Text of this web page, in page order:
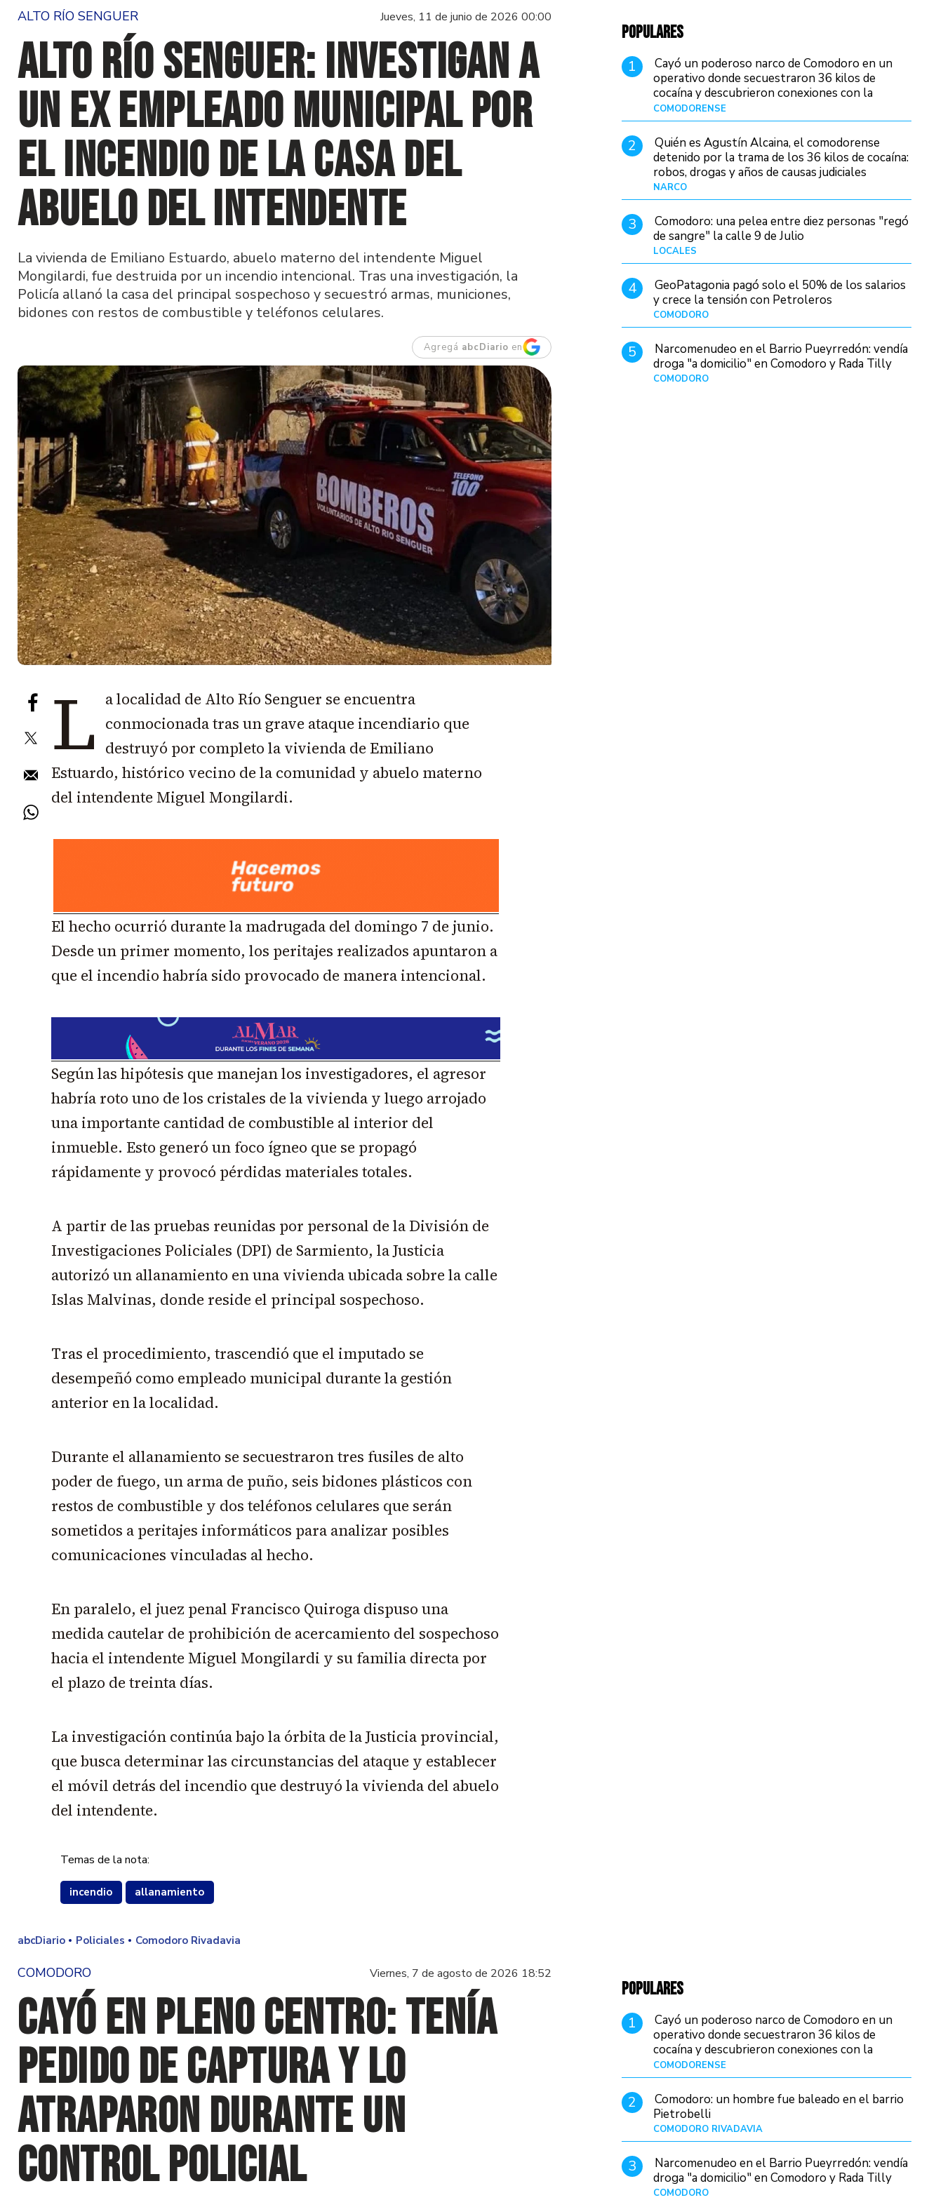
ALTO RÍO SENGUER Jueves, 11 de junio de 2026 00:00
Alto Río Senguer: investigan a
un ex empleado municipal por
el incendio de la casa del
abuelo del intendente
La vivienda de Emiliano Estuardo, abuelo materno del intendente Miguel
Mongilardi, fue destruida por un incendio intencional. Tras una investigación, la
Policía allanó la casa del principal sospechoso y secuestró armas, municiones,
bidones con restos de combustible y teléfonos celulares.
Agregá abcDiario en
L a localidad de Alto Río Senguer se encuentra
conmocionada tras un grave ataque incendiario que
destruyó por completo la vivienda de Emiliano
Estuardo, histórico vecino de la comunidad y abuelo materno
del intendente Miguel Mongilardi.
El hecho ocurrió durante la madrugada del domingo 7 de junio.
Desde un primer momento, los peritajes realizados apuntaron a
que el incendio habría sido provocado de manera intencional.
Según las hipótesis que manejan los investigadores, el agresor
habría roto uno de los cristales de la vivienda y luego arrojado
una importante cantidad de combustible al interior del
inmueble. Esto generó un foco ígneo que se propagó
rápidamente y provocó pérdidas materiales totales.
A partir de las pruebas reunidas por personal de la División de
Investigaciones Policiales (DPI) de Sarmiento, la Justicia
autorizó un allanamiento en una vivienda ubicada sobre la calle
Islas Malvinas, donde reside el principal sospechoso.
Tras el procedimiento, trascendió que el imputado se
desempeñó como empleado municipal durante la gestión
anterior en la localidad.
Durante el allanamiento se secuestraron tres fusiles de alto
poder de fuego, un arma de puño, seis bidones plásticos con
restos de combustible y dos teléfonos celulares que serán
sometidos a peritajes informáticos para analizar posibles
comunicaciones vinculadas al hecho.
En paralelo, el juez penal Francisco Quiroga dispuso una
medida cautelar de prohibición de acercamiento del sospechoso
hacia el intendente Miguel Mongilardi y su familia directa por
el plazo de treinta días.
La investigación continúa bajo la órbita de la Justicia provincial,
que busca determinar las circunstancias del ataque y establecer
el móvil detrás del incendio que destruyó la vivienda del abuelo
del intendente.
Temas de la nota:
incendio allanamiento
POPULARES
1
Cayó un poderoso narco de Comodoro en un
operativo donde secuestraron 36 kilos de
cocaína y descubrieron conexiones con la
Patagonia
COMODORENSE
2
Quién es Agustín Alcaina, el comodorense
detenido por la trama de los 36 kilos de cocaína:
robos, drogas y años de causas judiciales
NARCO
3
Comodoro: una pelea entre diez personas "regó
de sangre" la calle 9 de Julio
LOCALES
4
GeoPatagonia pagó solo el 50% de los salarios
y crece la tensión con Petroleros
COMODORO
5
Narcomenudeo en el Barrio Pueyrredón: vendía
droga "a domicilio" en Comodoro y Rada Tilly
COMODORO
abcDiario Policiales Comodoro Rivadavia
COMODORO Viernes, 7 de agosto de 2026 18:52
Cayó en pleno centro: tenía
pedido de captura y lo
atraparon durante un
control policial
POPULARES
1
Cayó un poderoso narco de Comodoro en un
operativo donde secuestraron 36 kilos de
cocaína y descubrieron conexiones con la
Patagonia
COMODORENSE
2
Comodoro: un hombre fue baleado en el barrio
Pietrobelli
COMODORO RIVADAVIA
3
Narcomenudeo en el Barrio Pueyrredón: vendía
droga "a domicilio" en Comodoro y Rada Tilly
COMODORO